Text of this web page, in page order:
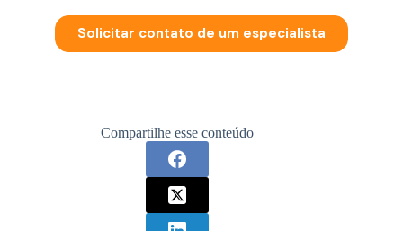
Compartilhe esse conteúdo